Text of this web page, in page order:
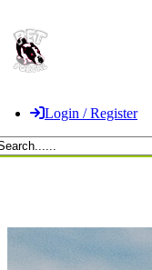
Login / Register